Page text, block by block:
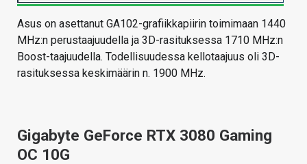
Asus on asettanut GA102-grafiikkapiirin toimimaan 1440
MHz:n perustaajuudella ja 3D-rasituksessa 1710 MHz:n
Boost-taajuudella. Todellisuudessa kellotaajuus oli 3D-
rasituksessa keskimäärin n. 1900 MHz.
Gigabyte GeForce RTX 3080 Gaming
OC 10G